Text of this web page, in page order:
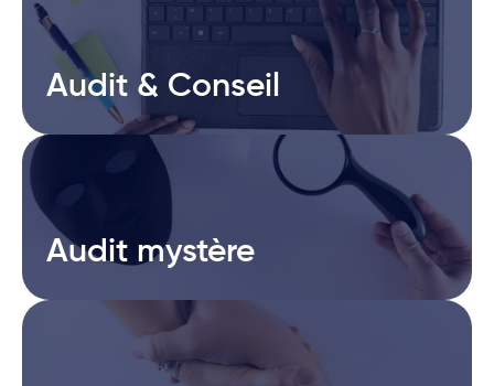
Audit & Conseil
Audit & Conseil
Audit mystère
Audit mystère